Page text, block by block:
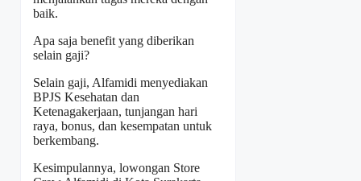
baik.
Apa saja benefit yang diberikan
selain gaji?
Selain gaji, Alfamidi menyediakan
BPJS Kesehatan dan
Ketenagakerjaan, tunjangan hari
raya, bonus, dan kesempatan untuk
berkembang.
Kesimpulannya, lowongan Store